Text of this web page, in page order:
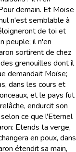
demain. Et Moïse
n'est semblable à
de toi et
peuple; il n'en
sortirent de chez
grenouilles dont il
demandait Moïse;
dans les cours et
et le pays fut
endurcit son
ce que l'Eternel
Etends ta verge,
en poux, dans
étendit sa main,